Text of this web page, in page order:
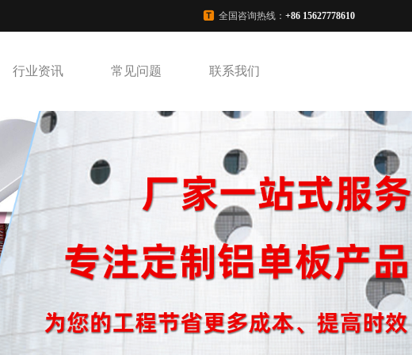
全国咨询热线： +86 15627778610
行业资讯 常见问题 联系我们